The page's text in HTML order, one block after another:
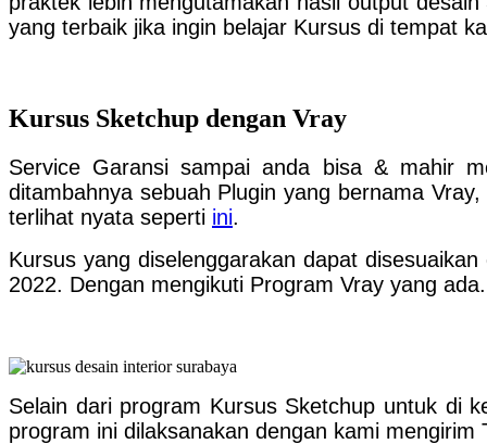
yang terbaik jika ingin belajar Kursus di tempat
Kursus Sketchup dengan Vray
Service Garansi sampai anda bisa & mahir
ditambahnya sebuah Plugin yang bernama
terlihat nyata seperti ini.
Kursus yang diselenggarakan dapat
2022. Dengan mengikuti Program Vray yang ada.
Selain dari program Kursus Sketchup untuk di
program ini dilaksanakan dengan kami